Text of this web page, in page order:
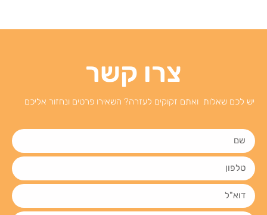
צרו קשר
יש לכם שאלות ואתם זקוקים לעזרה? השאירו פרטים ונחזור אליכם